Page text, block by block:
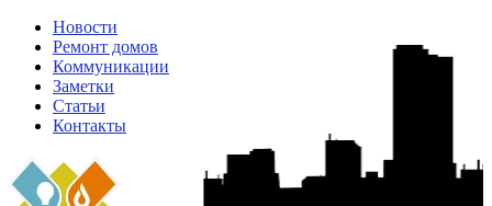
Новости
Ремонт домов
Коммуникации
Заметки
Статьи
Контакты